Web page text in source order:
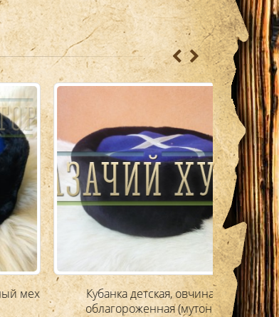
Кубанка детская, овчина
облагороженная (мутон)